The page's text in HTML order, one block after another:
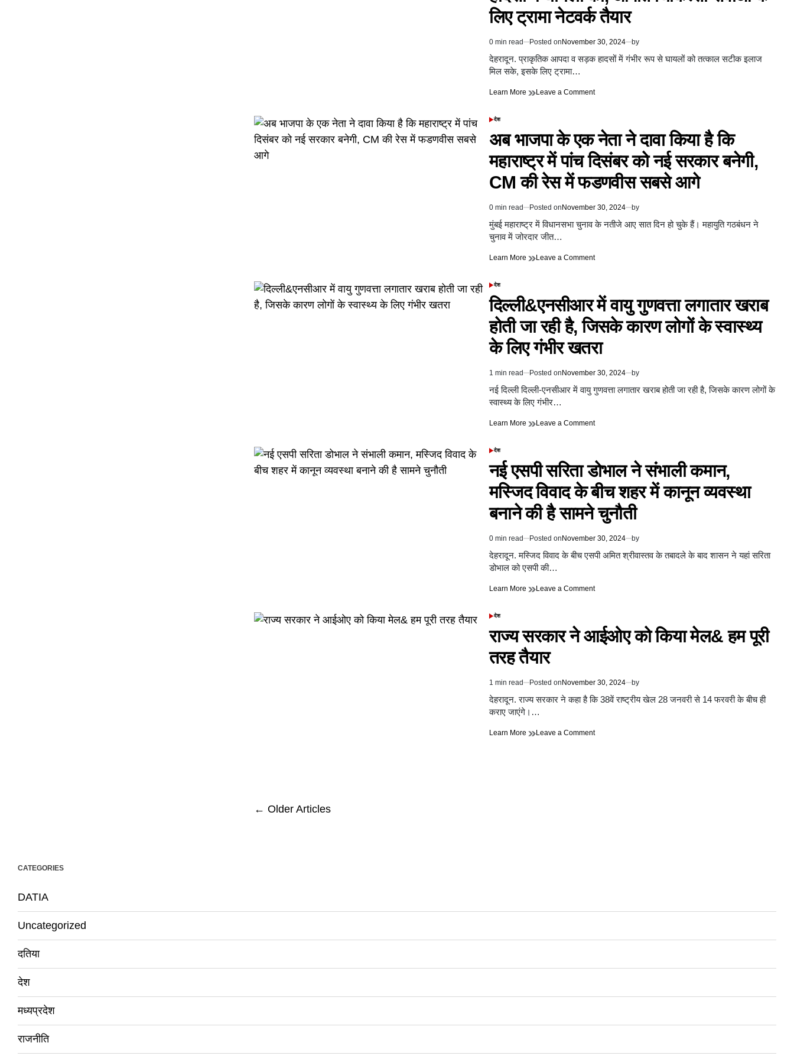
ने
खारिज
मुस्लिम
की
जाएंगी
की
3
मंजिल
लिए ट्रामा नेटवर्क तैयार
Estimated
read
time
0 min read Posted on November 30, 2024 by
देहरादून. प्राकृतिक आपदा व सड़क हादसों में गंभीर रूप से घायलों को तत्काल सटीक इलाज
मिल सके, इसके लिए ट्रामा…
Learn More Leave a Commenton
और
सटीक
इलाज
मिलेगा
हादसों
में
को,
आपात
चिकित्सा
लिए
तैयार
POSTED
देश
अब भाजपा के एक नेता ने दावा किया है कि
महाराष्ट्र में पांच दिसंबर को नई सरकार बनेगी,
CM की रेस में फडणवीस सबसे आगे
Estimated
read
time
0 min read Posted on November 30, 2024 by
मुंबई महाराष्ट्र में विधानसभा चुनाव के नतीजे आए सात दिन हो चुके हैं। महायुति गठबंधन ने
चुनाव में जोरदार जीत…
Learn More Leave a Commenton
एक
नेता
ने
दावा
किया
है
महाराष्ट्र
पांच
नई
CM
की
रेस
में
फडणवीस
सबसे
आगे
POSTED
IN
देश
दिल्ली&एनसीआर में वायु गुणवत्ता लगातार खराब
होती जा रही है, जिसके कारण लोगों के स्वास्थ्य
के लिए गंभीर खतरा
Estimated
read
time
1 min read Posted on November 30, 2024 by
नई दिल्ली दिल्ली-एनसीआर में वायु गुणवत्ता लगातार खराब होती जा रही है, जिसके कारण लोगों के
स्वास्थ्य के लिए गंभीर…
Learn More Leave a Commenton
गुणवत्ता
लगातार
खराब
होती
जा
रही
जिसके
कारण
लोगों
के
खतरा
POSTED
देश
नई एसपी सरिता डोभाल ने संभाली कमान,
मस्जिद विवाद के बीच शहर में कानून व्यवस्था
बनाने की है सामने चुनौती
Estimated
read
time
0 min read Posted on November 30, 2024 by
देहरादून. मस्जिद विवाद के बीच एसपी अमित श्रीवास्तव के तबादले के बाद शासन ने यहां सरिता
डोभाल को एसपी की…
Learn More Leave a Commenton
डोभाल
ने
विवाद
के
बीच
कानून
POSTED
देश
राज्य सरकार ने आईओए को किया मेल& हम पूरी
तरह तैयार
Estimated
read
time
1 min read Posted on November 30, 2024 by
देहरादून. राज्य सरकार ने कहा है कि 38वें राष्ट्रीय खेल 28 जनवरी से 14 फरवरी के बीच ही
कराए जाएंगे।…
Learn More Leave a Commenton
Posts
← Older Articles
CATEGORIES
DATIA
Uncategorized
दतिया
देश
मध्यप्रदेश
राजनीति